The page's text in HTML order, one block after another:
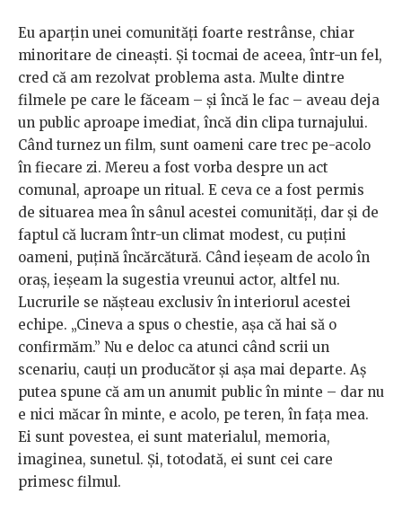
Eu aparțin unei comunități foarte restrânse, chiar
minoritare de cineaști. Și tocmai de aceea, într-un fel,
cred că am rezolvat problema asta. Multe dintre
filmele pe care le făceam – și încă le fac – aveau deja
un public aproape imediat, încă din clipa turnajului.
Când turnez un film, sunt oameni care trec pe-acolo
în fiecare zi. Mereu a fost vorba despre un act
comunal, aproape un ritual. E ceva ce a fost permis
de situarea mea în sânul acestei comunități, dar și de
faptul că lucram într-un climat modest, cu puțini
oameni, puțină încărcătură. Când ieșeam de acolo în
oraș, ieșeam la sugestia vreunui actor, altfel nu.
Lucrurile se nășteau exclusiv în interiorul acestei
echipe. „Cineva a spus o chestie, așa că hai să o
confirmăm.” Nu e deloc ca atunci când scrii un
scenariu, cauți un producător și așa mai departe. Aș
putea spune că am un anumit public în minte – dar nu
e nici măcar în minte, e acolo, pe teren, în fața mea.
Ei sunt povestea, ei sunt materialul, memoria,
imaginea, sunetul. Și, totodată, ei sunt cei care
primesc filmul.